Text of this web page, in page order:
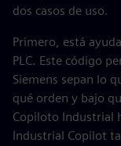
dos casos de uso.
Primero, está
PLC. Este código
Siemens sepan lo
qué orden y bajo
Copiloto Industrial
Industrial Copilot